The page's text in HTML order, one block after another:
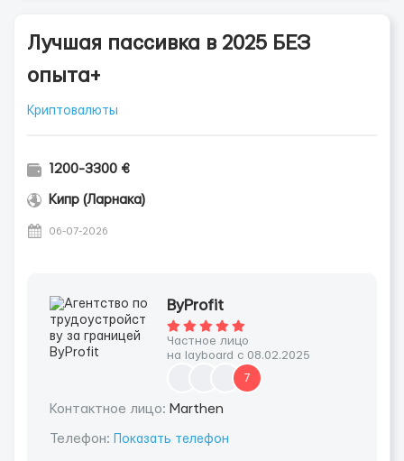
Лучшая пассивка в 2025 БЕЗ
опыта+
Криптовалюты
1200-3300 €
Кипр (Ларнака)
06-07-2026
ByProfit
Частное лицо
на layboard с 08.02.2025
7
Контактное лицо: Marthen
Телефон: Показать телефон